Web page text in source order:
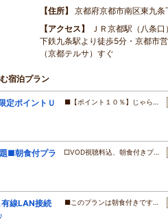
住所
京都府京都市南区東九条
アクセス
ＪＲ京都駅（八条
下鉄九条駅より徒歩5分・京都市
（京都テルサ）すぐ
宿泊プラン
定ポイントＵ
■【ポイント１０％】じゃら…
■朝食付プラ
□VOD視聴料込、朝食付きプ…
線LAN接続
■このプランは朝食付きです…